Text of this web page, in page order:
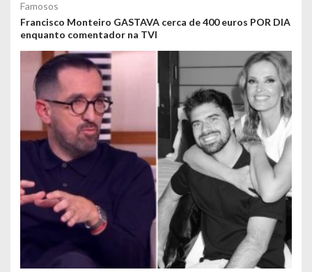
Famosos
Francisco Monteiro GASTAVA cerca de 400 euros POR DIA
enquanto comentador na TVI